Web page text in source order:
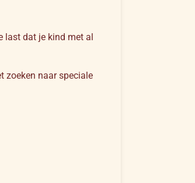
last dat je kind met al
zoeken naar speciale